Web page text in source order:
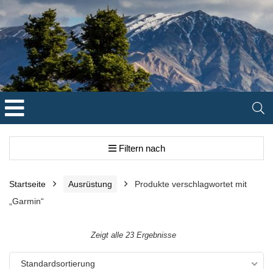
Filtern nach
Startseite Ausrüstung
Produkte verschlagwortet mit
„Garmin“
Zeigt alle 23 Ergebnisse
Standardsortierung